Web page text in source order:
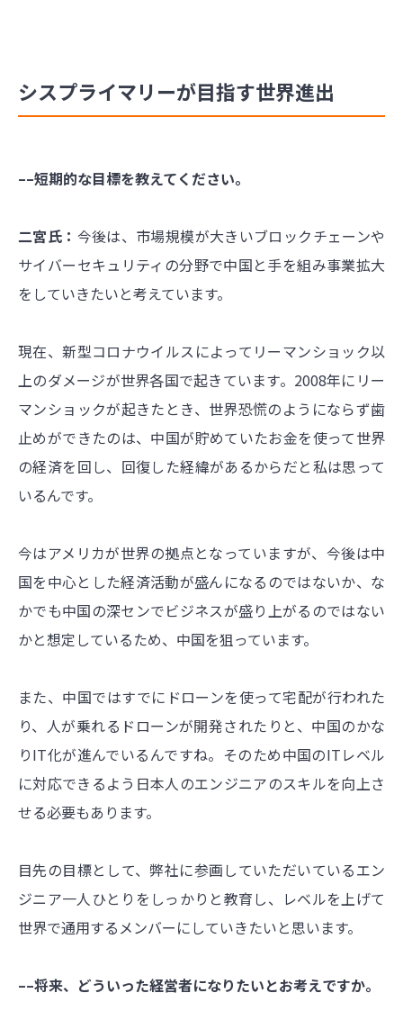
シスプライマリーが目指す世界進出
––短期的な目標を教えてください。
二宮氏： 今後は、市場規模が大きいブロックチェーンや
サイバーセキュリティの分野で中国と手を組み事業拡大
をしていきたいと考えています。
現在、新型コロナウイルスによってリーマンショック以
上のダメージが世界各国で起きています。2008年にリー
マンショックが起きたとき、世界恐慌のようにならず歯
止めができたのは、中国が貯めていたお金を使って世界
の経済を回し、回復した経緯があるからだと私は思って
いるんです。
今はアメリカが世界の拠点となっていますが、今後は中
国を中心とした経済活動が盛んになるのではないか、な
かでも中国の深センでビジネスが盛り上がるのではない
かと想定しているため、中国を狙っています。
また、中国ではすでにドローンを使って宅配が行われた
り、人が乗れるドローンが開発されたりと、中国のかな
りIT化が進んでいるんですね。そのため中国のITレベル
に対応できるよう日本人のエンジニアのスキルを向上さ
せる必要もあります。
目先の目標として、弊社に参画していただいているエン
ジニア一人ひとりをしっかりと教育し、レベルを上げて
世界で通用するメンバーにしていきたいと思います。
––将来、どういった経営者になりたいとお考えですか。